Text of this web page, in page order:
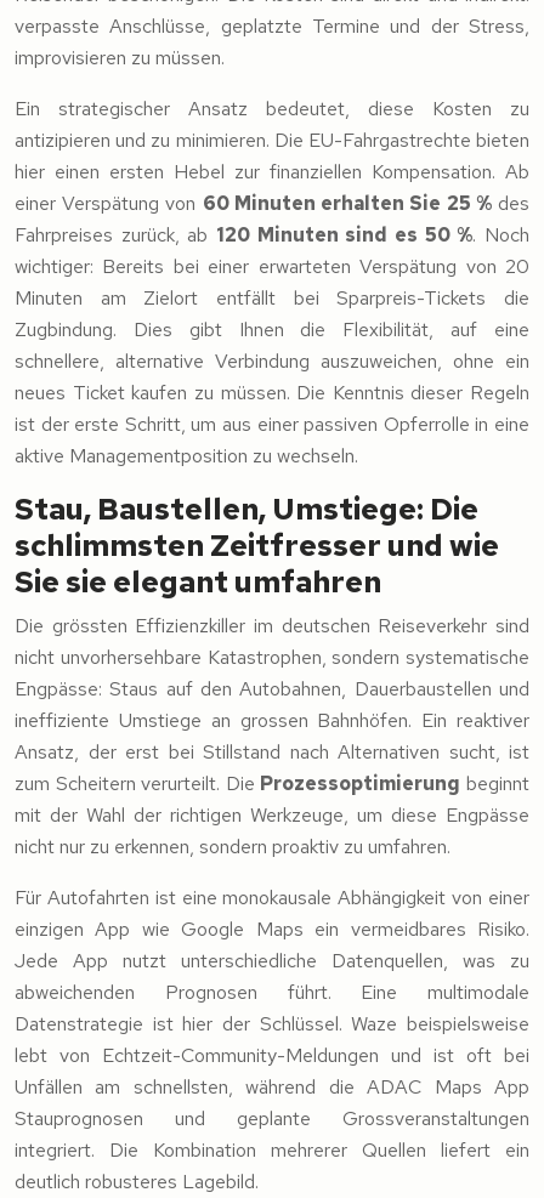
verpasste Anschlüsse, geplatzte Termine und der Stress,
improvisieren zu müssen.
Ein strategischer Ansatz bedeutet, diese Kosten zu
antizipieren und zu minimieren. Die EU-Fahrgastrechte bieten
hier einen ersten Hebel zur finanziellen Kompensation. Ab
einer Verspätung von 60 Minuten erhalten Sie 25 %des
Fahrpreises zurück, ab 120 Minuten sind es 50 %. Noch
wichtiger: Bereits bei einer erwarteten Verspätung von 20
Minuten am Zielort entfällt bei Sparpreis-Tickets die
Zugbindung. Dies gibt Ihnen die Flexibilität, auf eine
schnellere, alternative Verbindung auszuweichen, ohne ein
neues Ticket kaufen zu müssen. Die Kenntnis dieser Regeln
ist der erste Schritt, um aus einer passiven Opferrolle in eine
aktive Managementposition zu wechseln.
Stau, Baustellen, Umstiege: Die
schlimmsten Zeitfresser und wie
Sie sie elegant umfahren
Die grössten Effizienzkiller im deutschen Reiseverkehr sind
nicht unvorhersehbare Katastrophen, sondern systematische
Engpässe: Staus auf den Autobahnen, Dauerbaustellen und
ineffiziente Umstiege an grossen Bahnhöfen. Ein reaktiver
Ansatz, der erst bei Stillstand nach Alternativen sucht, ist
zum Scheitern verurteilt. Die Prozessoptimierung beginnt
mit der Wahl der richtigen Werkzeuge, um diese Engpässe
nicht nur zu erkennen, sondern proaktiv zu umfahren.
Für Autofahrten ist eine monokausale Abhängigkeit von einer
einzigen App wie Google Maps ein vermeidbares Risiko.
Jede App nutzt unterschiedliche Datenquellen, was zu
abweichenden Prognosen führt. Eine multimodale
Datenstrategie ist hier der Schlüssel. Waze beispielsweise
lebt von Echtzeit-Community-Meldungen und ist oft bei
Unfällen am schnellsten, während die ADAC Maps App
Stauprognosen und geplante Grossveranstaltungen
integriert. Die Kombination mehrerer Quellen liefert ein
deutlich robusteres Lagebild.